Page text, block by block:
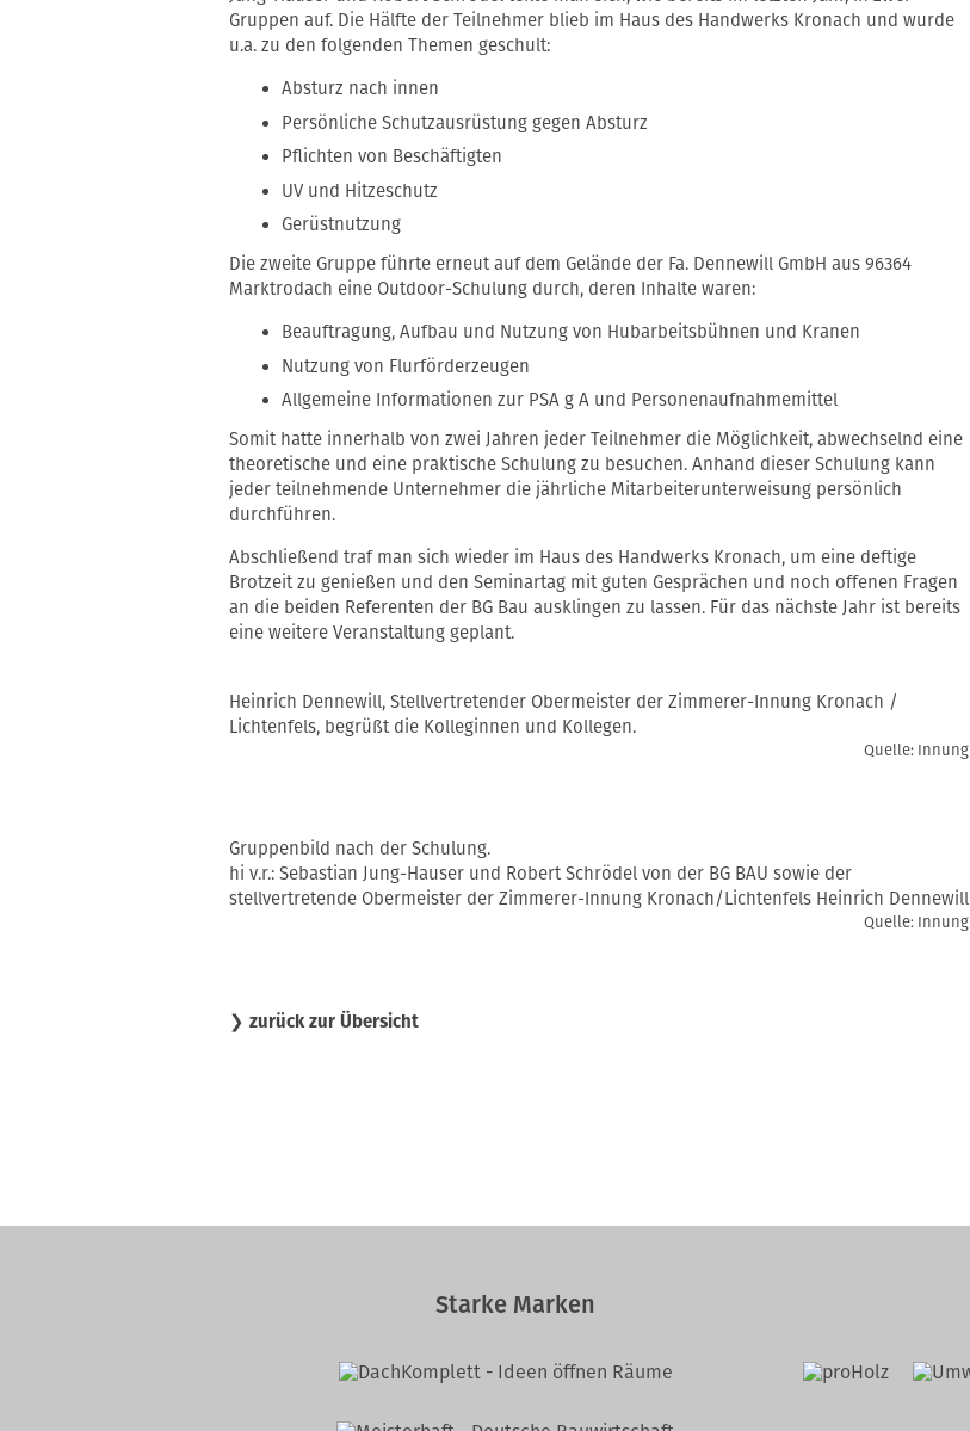
Gruppen auf. Die Hälfte der Teilnehmer blieb im Haus des Handwerks Kronach und wurde
u.a. zu den folgenden Themen geschult:
Absturz nach innen
Persönliche Schutzausrüstung gegen Absturz
Pflichten von Beschäftigten
UV und Hitzeschutz
Gerüstnutzung
Die zweite Gruppe führte erneut auf dem Gelände der Fa. Dennewill GmbH aus 96364
Marktrodach eine Outdoor-Schulung durch, deren Inhalte waren:
Beauftragung, Aufbau und Nutzung von Hubarbeitsbühnen und Kranen
Nutzung von Flurförderzeugen
Allgemeine Informationen zur PSA g A und Personenaufnahmemittel
Somit hatte innerhalb von zwei Jahren jeder Teilnehmer die Möglichkeit, abwechselnd eine
theoretische und eine praktische Schulung zu besuchen. Anhand dieser Schulung kann
jeder teilnehmende Unternehmer die jährliche Mitarbeiterunterweisung persönlich
durchführen.
Abschließend traf man sich wieder im Haus des Handwerks Kronach, um eine deftige
Brotzeit zu genießen und den Seminartag mit guten Gesprächen und noch offenen Fragen
an die beiden Referenten der BG Bau ausklingen zu lassen. Für das nächste Jahr ist bereits
eine weitere Veranstaltung geplant.
Heinrich Dennewill, Stellvertretender Obermeister der Zimmerer-Innung Kronach /
Lichtenfels, begrüßt die Kolleginnen und Kollegen.
Quelle: Innung
Gruppenbild nach der Schulung.
hi v.r.: Sebastian Jung-Hauser und Robert Schrödel von der BG BAU sowie der
stellvertretende Obermeister der Zimmerer-Innung Kronach/Lichtenfels Heinrich Dennewill
Quelle: Innung
❯ zurück zur Übersicht
Starke Marken